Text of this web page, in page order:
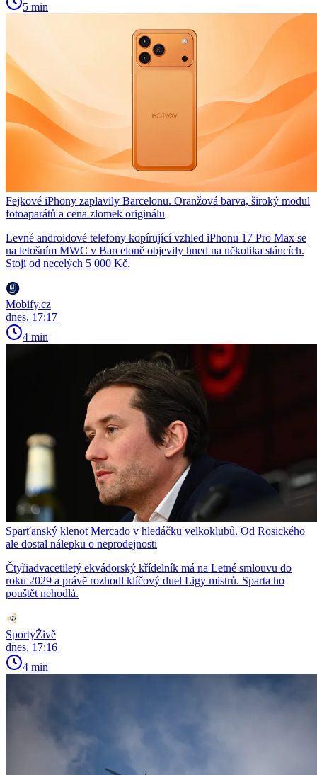
5 min
Fejkové iPhony zaplavily Barcelonu. Oranžová barva, široký modul
fotoaparátů a cena zlomek originálu
Levné androidové telefony kopírující vzhled iPhonu 17 Pro Max se
na letošním MWC v Barceloně objevily hned na několika stáncích.
Stojí od necelých 5 000 Kč.
Mobify.cz
dnes, 17:17
4 min
Sparťanský klenot Mercado v hledáčku velkoklubů. Od Rosického
ale dostal nálepku o neprodejnosti
Čtyřiadvacetiletý ekvádorský křídelník má na Letné smlouvu do
roku 2029 a právě rozhodl klíčový duel Ligy mistrů. Sparta ho
pouštět nehodlá.
SportyŽivě
dnes, 17:16
4 min